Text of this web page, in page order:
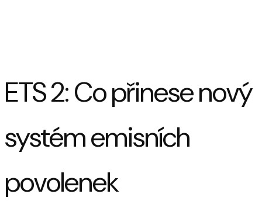
ETS 2: Co přinese nový
systém emisních
povolenek